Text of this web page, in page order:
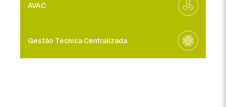
AVAC
Gestão Técnica Centralizada